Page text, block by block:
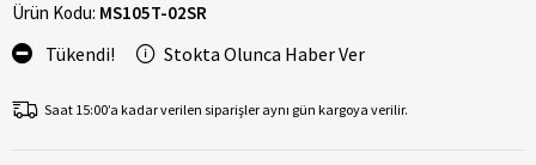
Ürün Kodu: MS105T-02SR
Tükendi! Stokta Olunca Haber Ver
Saat 15:00’a kadar verilen siparişler aynı gün kargoya verilir.